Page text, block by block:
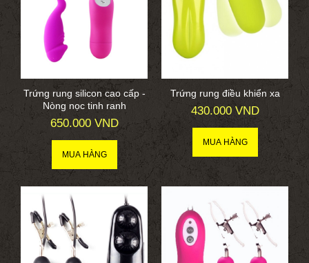
Trứng rung silicon cao cấp -
Nòng nọc tinh ranh
650.000 VND
Trứng rung điều khiển xa
430.000 VND